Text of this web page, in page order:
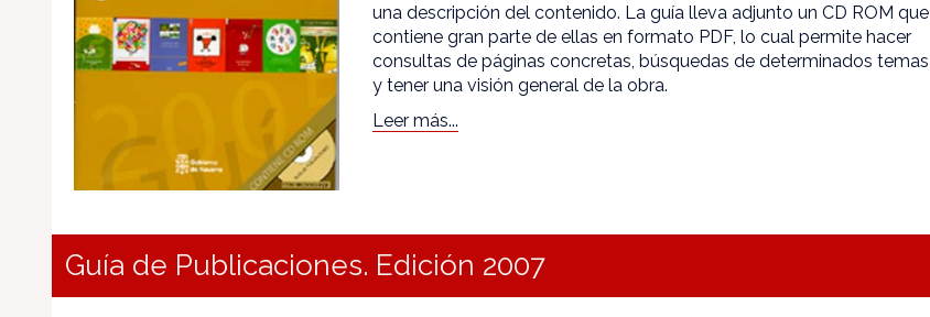
una descripción del contenido. La guía lleva adjunto un CD ROM que
contiene gran parte de ellas en formato PDF, lo cual permite hacer
consultas de páginas concretas, búsquedas de determinados temas
y tener una visión general de la obra.
Leer más...
Guía de Publicaciones. Edición 2007